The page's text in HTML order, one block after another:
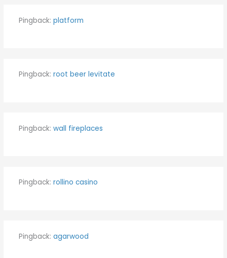
Pingback: platform
Pingback: root beer levitate
Pingback: wall fireplaces
Pingback: rollino casino
Pingback: agarwood